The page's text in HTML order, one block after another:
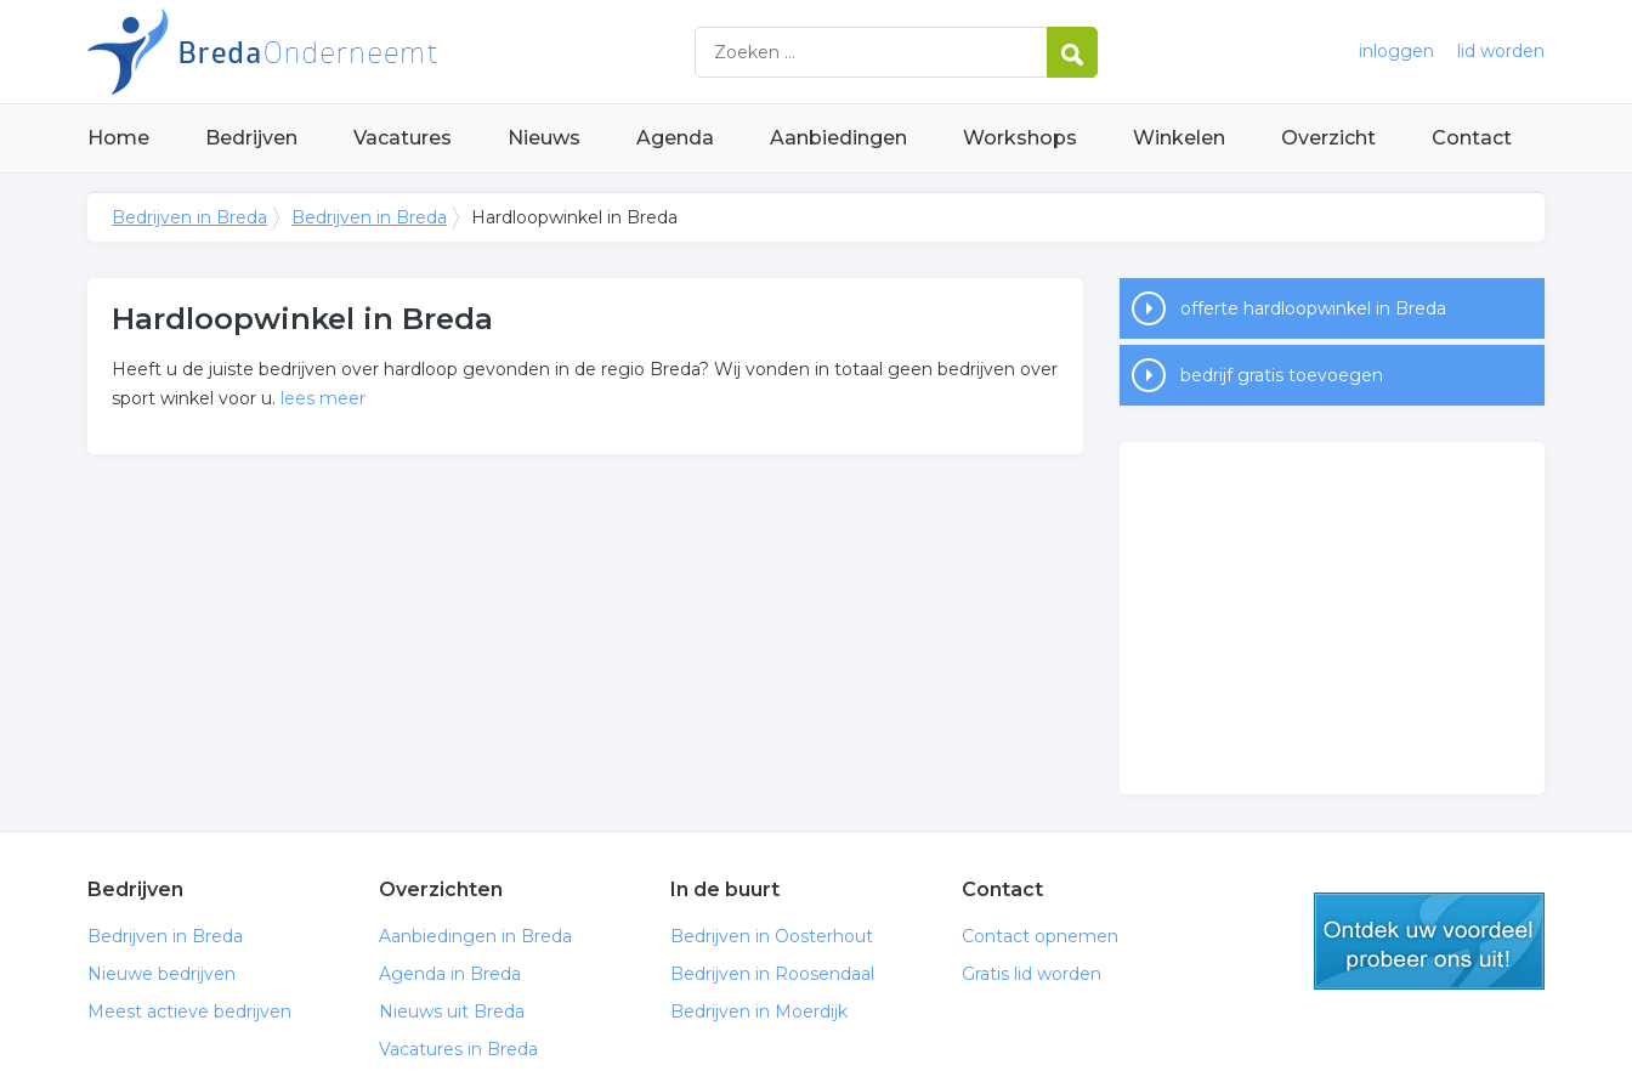
inloggen lid worden
Home Bedrijven Vacatures Nieuws Agenda Aanbiedingen Workshops Winkelen Overzicht Contact
Bedrijven in Breda Bedrijven in Breda Hardloopwinkel in Breda
Hardloopwinkel in Breda
Heeft u de juiste bedrijven over hardloop gevonden in de regio Breda? Wij vonden in totaal geen bedrijven over
sport winkel voor u. lees meer
offerte hardloopwinkel in Breda
bedrijf gratis toevoegen
Bedrijven
Bedrijven in Breda
Nieuwe bedrijven
Meest actieve bedrijven
Overzichten
Aanbiedingen in Breda
Agenda in Breda
Nieuws uit Breda
Vacatures in Breda
In de buurt
Bedrijven in Oosterhout
Bedrijven in Roosendaal
Bedrijven in Moerdijk
Contact
Contact opnemen
Gratis lid worden